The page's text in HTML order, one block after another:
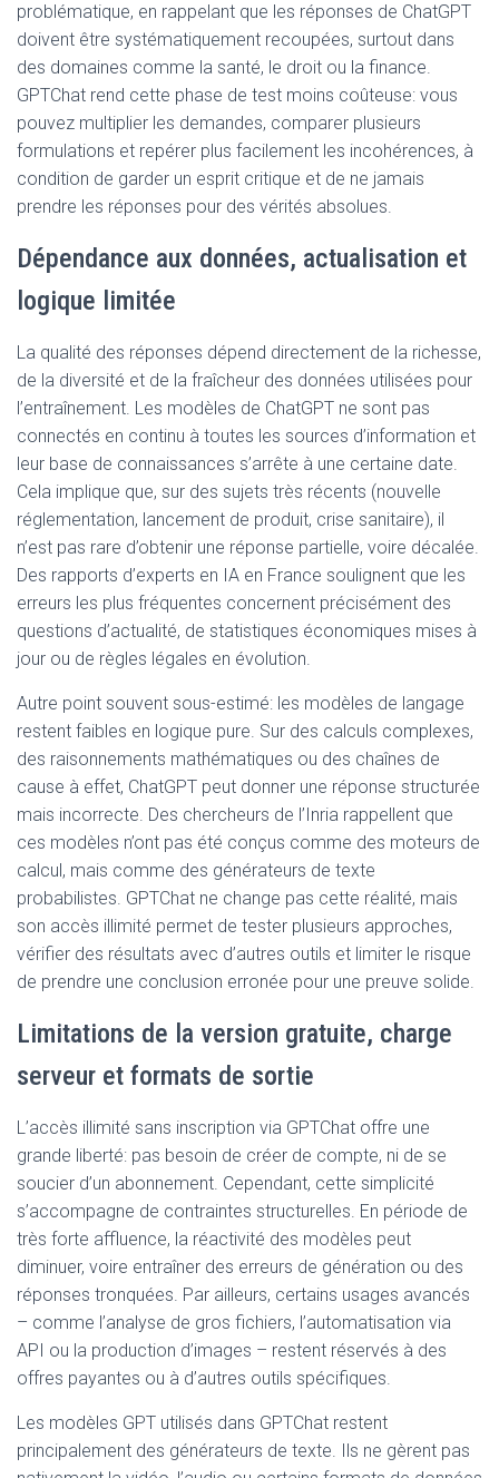
problématique, en rappelant que les réponses de ChatGPT
doivent être systématiquement recoupées, surtout dans
des domaines comme la santé, le droit ou la finance.
GPTChat rend cette phase de test moins coûteuse: vous
pouvez multiplier les demandes, comparer plusieurs
formulations et repérer plus facilement les incohérences, à
condition de garder un esprit critique et de ne jamais
prendre les réponses pour des vérités absolues.
Dépendance aux données, actualisation et
logique limitée
La qualité des réponses dépend directement de la richesse,
de la diversité et de la fraîcheur des données utilisées pour
l’entraînement. Les modèles de ChatGPT ne sont pas
connectés en continu à toutes les sources d’information et
leur base de connaissances s’arrête à une certaine date.
Cela implique que, sur des sujets très récents (nouvelle
réglementation, lancement de produit, crise sanitaire), il
n’est pas rare d’obtenir une réponse partielle, voire décalée.
Des rapports d’experts en IA en France soulignent que les
erreurs les plus fréquentes concernent précisément des
questions d’actualité, de statistiques économiques mises à
jour ou de règles légales en évolution.
Autre point souvent sous-estimé: les modèles de langage
restent faibles en logique pure. Sur des calculs complexes,
des raisonnements mathématiques ou des chaînes de
cause à effet, ChatGPT peut donner une réponse structurée
mais incorrecte. Des chercheurs de l’Inria rappellent que
ces modèles n’ont pas été conçus comme des moteurs de
calcul, mais comme des générateurs de texte
probabilistes. GPTChat ne change pas cette réalité, mais
son accès illimité permet de tester plusieurs approches,
vérifier des résultats avec d’autres outils et limiter le risque
de prendre une conclusion erronée pour une preuve solide.
Limitations de la version gratuite, charge
serveur et formats de sortie
L’accès illimité sans inscription via GPTChat offre une
grande liberté: pas besoin de créer de compte, ni de se
soucier d’un abonnement. Cependant, cette simplicité
s’accompagne de contraintes structurelles. En période de
très forte affluence, la réactivité des modèles peut
diminuer, voire entraîner des erreurs de génération ou des
réponses tronquées. Par ailleurs, certains usages avancés
– comme l’analyse de gros fichiers, l’automatisation via
API ou la production d’images – restent réservés à des
offres payantes ou à d’autres outils spécifiques.
Les modèles GPT utilisés dans GPTChat restent
principalement des générateurs de texte. Ils ne gèrent pas